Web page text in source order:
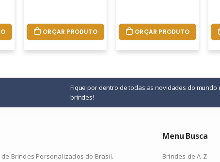
ORÇAR PRODUTO ORÇAR PRODUTO
Fique por dentro de todas as novidades do mundo
brindes!
de Brindes Personalizados do Brasil.
Menu Busca
Brindes de A-Z